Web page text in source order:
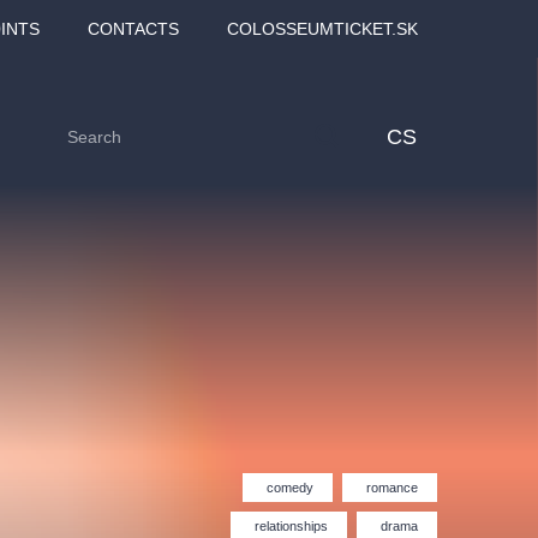
CONTACTS COLOSSEUMTICKET.SK
CS
comedy romance
relationships drama
Love2Dance - Láska,
Filmový orchestr Praha
v Novoměstské radnici